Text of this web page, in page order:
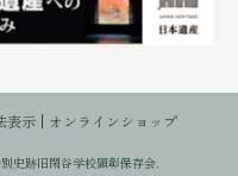
表示 オンラインショップ
史跡旧閑谷学校顕彰保存会.